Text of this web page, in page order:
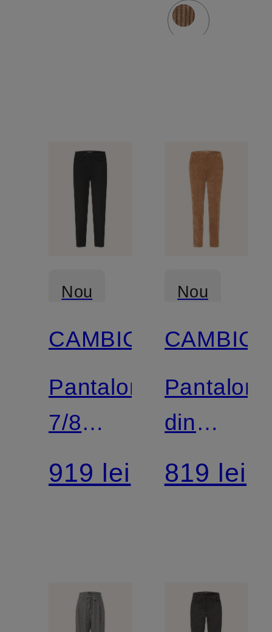
Nou
CAMBIO
Pantaloni
7/8
KRYSTAL
919 lei
Nou
CAMBIO
Pantaloni
din
velur
KRYSTAL
819 lei